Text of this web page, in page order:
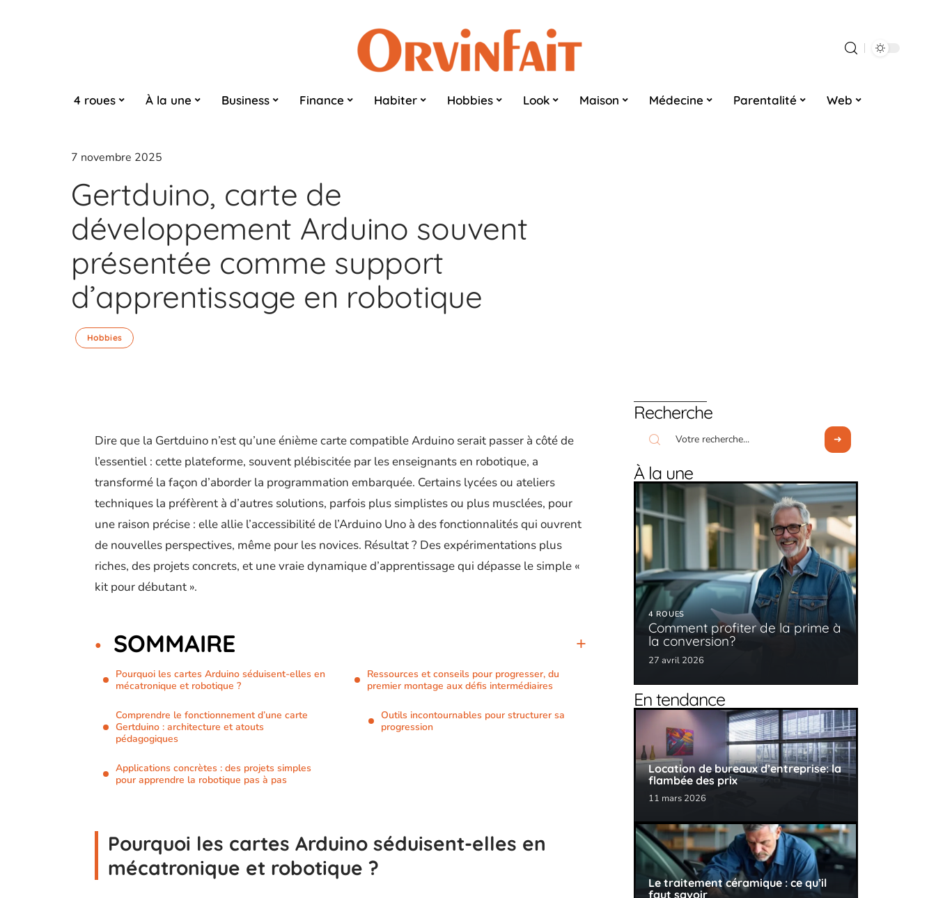
4 roues À la une Business Finance Habiter Hobbies Look Maison Médecine Parentalité Web
7 novembre 2025
Gertduino, carte de
développement Arduino souvent
présentée comme support
d’apprentissage en robotique
Hobbies
Dire que la Gertduino n’est qu’une énième carte compatible Arduino serait passer à côté de
l’essentiel : cette plateforme, souvent plébiscitée par les enseignants en robotique, a
transformé la façon d’aborder la programmation embarquée. Certains lycées ou ateliers
techniques la préfèrent à d’autres solutions, parfois plus simplistes ou plus musclées, pour
une raison précise : elle allie l’accessibilité de l’Arduino Uno à des fonctionnalités qui ouvrent
de nouvelles perspectives, même pour les novices. Résultat ? Des expérimentations plus
riches, des projets concrets, et une vraie dynamique d’apprentissage qui dépasse le simple «
kit pour débutant ».
SOMMAIRE
Pourquoi les cartes Arduino séduisent-elles en
mécatronique et robotique ?
Comprendre le fonctionnement d’une carte
Gertduino : architecture et atouts
pédagogiques
Applications concrètes : des projets simples
pour apprendre la robotique pas à pas
Ressources et conseils pour progresser, du
premier montage aux défis intermédiaires
Outils incontournables pour structurer sa
progression
Pourquoi les cartes Arduino séduisent-elles en
mécatronique et robotique ?
Recherche
À la une
4 ROUES
Comment profiter de la prime à
la conversion?
27 avril 2026
En tendance
Location de bureaux d’entreprise: la
flambée des prix
11 mars 2026
Le traitement céramique : ce qu’il
faut savoir